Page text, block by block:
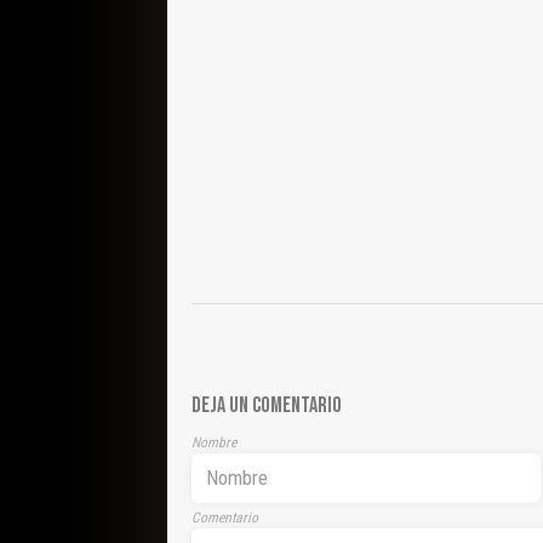
DEJA UN COMENTARIO
Nombre
Comentario